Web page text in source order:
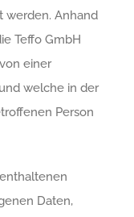
werden. Anhand
Teffo GmbH
einer
welche in der
Person
Daten,